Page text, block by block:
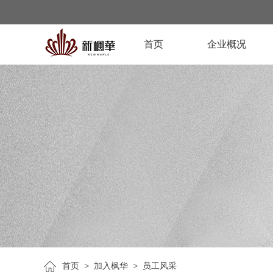
首页 企业概况
首页 加入枫华 员工风采